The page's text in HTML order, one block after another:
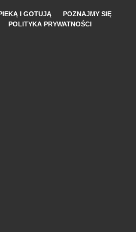
I GOTUJĄ
POZNAJMY SIĘ
POLITYKA PRYWATNOŚCI